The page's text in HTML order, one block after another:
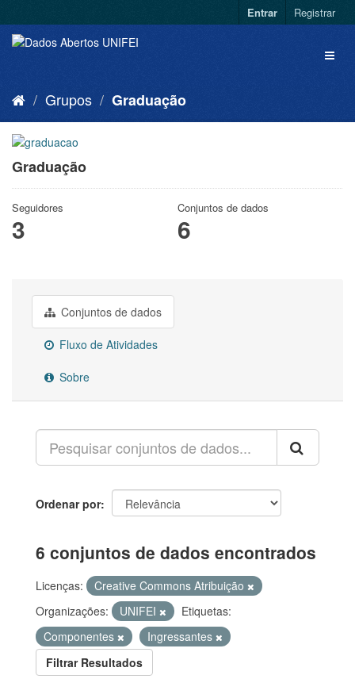
Entrar Registrar
Grupos Graduação
Graduação
Seguidores
3
Conjuntos de dados
6
Conjuntos de dados
Fluxo de Atividades
Sobre
Ordenar por
6 conjuntos de dados encontrados
Licenças:
Creative Commons Atribuição
Organizações:
UNIFEI
Etiquetas:
Componentes
Ingressantes
Filtrar Resultados